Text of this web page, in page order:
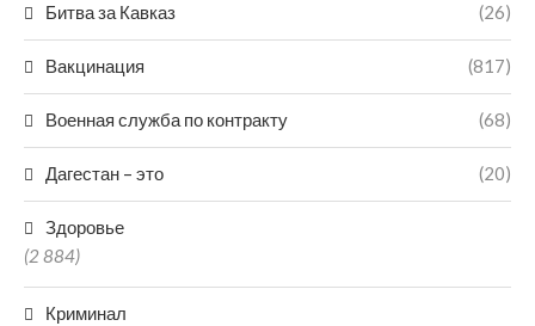
Битва за Кавказ (26)
Вакцинация (817)
Военная служба по контракту (68)
Дагестан – это (20)
Здоровье
(2 884)
Криминал